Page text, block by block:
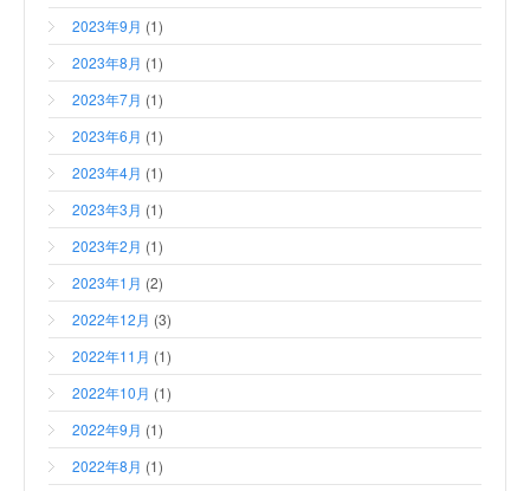
2023年9月 (1)
2023年8月 (1)
2023年7月 (1)
2023年6月 (1)
2023年4月 (1)
2023年3月 (1)
2023年2月 (1)
2023年1月 (2)
2022年12月 (3)
2022年11月 (1)
2022年10月 (1)
2022年9月 (1)
2022年8月 (1)